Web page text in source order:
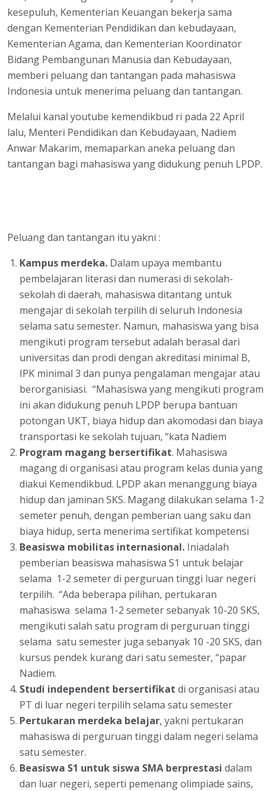
kesepuluh, Kementerian Keuangan bekerja sama
dengan Kementerian Pendidikan dan kebudayaan,
Kementerian Agama, dan Kementerian Koordinator
Bidang Pembangunan Manusia dan Kebudayaan,
memberi peluang dan tantangan pada mahasiswa
Indonesia untuk menerima peluang dan tantangan.
Melalui kanal youtube kemendikbud ri pada 22 April
lalu, Menteri Pendidikan dan Kebudayaan, Nadiem
Anwar Makarim, memaparkan aneka peluang dan
tantangan bagi mahasiswa yang didukung penuh LPDP.
Peluang dan tantangan itu yakni :
Kampus merdeka. Dalam upaya membantu
pembelajaran literasi dan numerasi di sekolah-
sekolah di daerah, mahasiswa ditantang untuk
mengajar di sekolah terpilih di seluruh Indonesia
selama satu semester. Namun, mahasiswa yang bisa
mengikuti program tersebut adalah berasal dari
universitas dan prodi dengan akreditasi minimal B,
IPK minimal 3 dan punya pengalaman mengajar atau
berorganisiasi. “Mahasiswa yang mengikuti program
ini akan didukung penuh LPDP berupa bantuan
potongan UKT, biaya hidup dan akomodasi dan biaya
transportasi ke sekolah tujuan, “kata Nadiem
Program magang bersertifikat. Mahasiswa
magang di organisasi atau program kelas dunia yang
diakui Kemendikbud. LPDP akan menanggung biaya
hidup dan jaminan SKS. Magang dilakukan selama 1-2
semeter penuh, dengan pemberian uang saku dan
biaya hidup, serta menerima sertifikat kompetensi
Beasiswa mobilitas internasional. Iniadalah
pemberian beasiswa mahasiswa S1 untuk belajar
selama 1-2 semeter di perguruan tinggi luar negeri
terpilih. “Ada beberapa pilihan, pertukaran
mahasiswa selama 1-2 semeter sebanyak 10-20 SKS,
mengikuti salah satu program di perguruan tinggi
selama satu semester juga sebanyak 10 -20 SKS, dan
kursus pendek kurang dari satu semester, “papar
Nadiem.
Studi independent bersertifikat di organisasi atau
PT di luar negeri terpilih selama satu semester
Pertukaran merdeka belajar, yakni pertukaran
mahasiswa di perguruan tinggi dalam negeri selama
satu semester.
Beasiswa S1 untuk siswa SMA berprestasi dalam
dan luar negeri, seperti pemenang olimpiade sains,